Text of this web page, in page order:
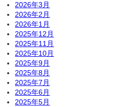
2026年3月
2026年2月
2026年1月
2025年12月
2025年11月
2025年10月
2025年9月
2025年8月
2025年7月
2025年6月
2025年5月